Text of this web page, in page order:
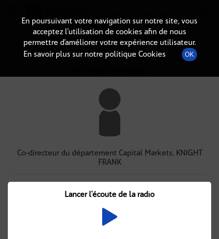
DÉTAIL DE L'INVITÉ(E)
Co-directeur du département Capital Markets, KNIGHT
FRANK
Podcasts(1) À venir
En poursuivant votre navigation sur notre site, vous
acceptez l’utilisation de cookies afin de nous
permettre d’améliorer votre expérience utilisateur.
En savoir plus sur notre politique Cookies
OK
Lancer l'écoute de la radio